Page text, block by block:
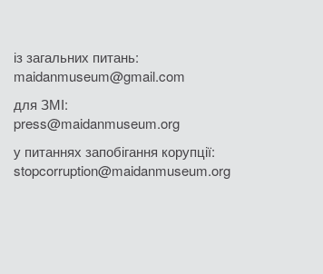
із загальних питань:
maidanmuseum@gmail.com
для ЗМІ:
press@maidanmuseum.org
у питаннях запобігання корупції:
stopcorruption@maidanmuseum.org